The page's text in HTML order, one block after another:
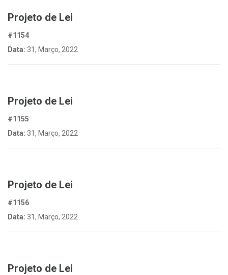
Projeto de Lei
#1154
Data: 31, Março, 2022
Projeto de Lei
#1155
Data: 31, Março, 2022
Projeto de Lei
#1156
Data: 31, Março, 2022
Projeto de Lei